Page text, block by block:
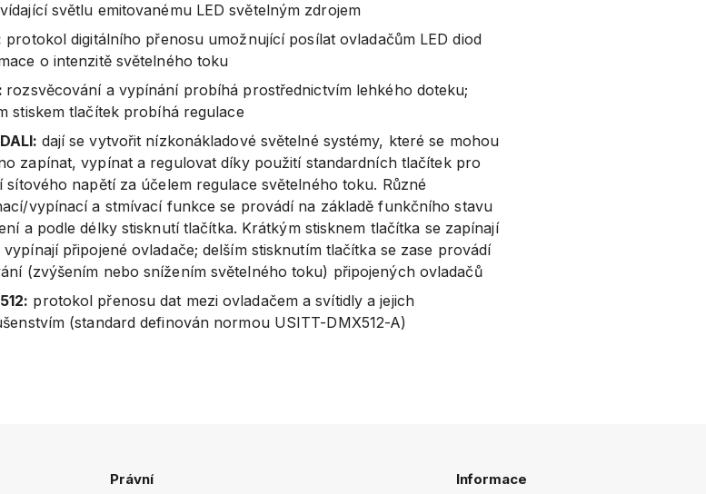
světlu emitovanému LED světelným zdrojem
protokol digitálního přenosu umožnující posílat ovladačům LED diod
o intenzitě světelného toku
rozsvěcování a vypínání probíhá prostřednictvím lehkého doteku;
stiskem tlačítek probíhá regulace
dají se vytvořit nízkonákladové světelné systémy, které se mohou
zapínat, vypínat a regulovat díky použití standardních tlačítek pro
sítového napětí za účelem regulace světelného toku. Různé
vypínací a stmívací funkce se provádí na základě funkčního stavu
a podle délky stisknutí tlačítka. Krátkým stisknem tlačítka se zapínají
vypínají připojené ovladače; delším stisknutím tlačítka se zase provádí
(zvýšením nebo snížením světelného toku) připojených ovladačů
protokol přenosu dat mezi ovladačem a svítidly a jejich
(standard definován normou USITT-DMX512-A)
Právní
Informace